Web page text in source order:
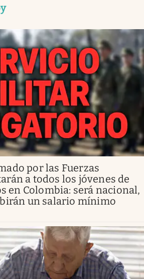
por las Fuerzas
a todos los jóvenes de
en Colombia: será nacional,
un salario mínimo